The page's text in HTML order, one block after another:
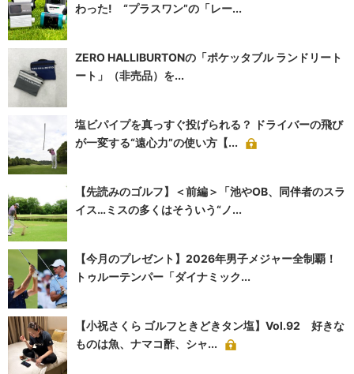
わった! “プラスワン”の「レー...
ZERO HALLIBURTONの「ポケッタブル ランドリート
ート」（非売品）を...
塩ビパイプを真っすぐ投げられる？ ドライバーの飛び
が一変する“遠心力”の使い方【...
【先読みのゴルフ】＜前編＞「池やOB、同伴者のスラ
イス…ミスの多くはそういう“ノ...
【今月のプレゼント】2026年男子メジャー全制覇！
トゥルーテンパー「ダイナミック...
【小祝さくら ゴルフときどきタン塩】Vol.92 好きな
ものは魚、ナマコ酢、シャ...